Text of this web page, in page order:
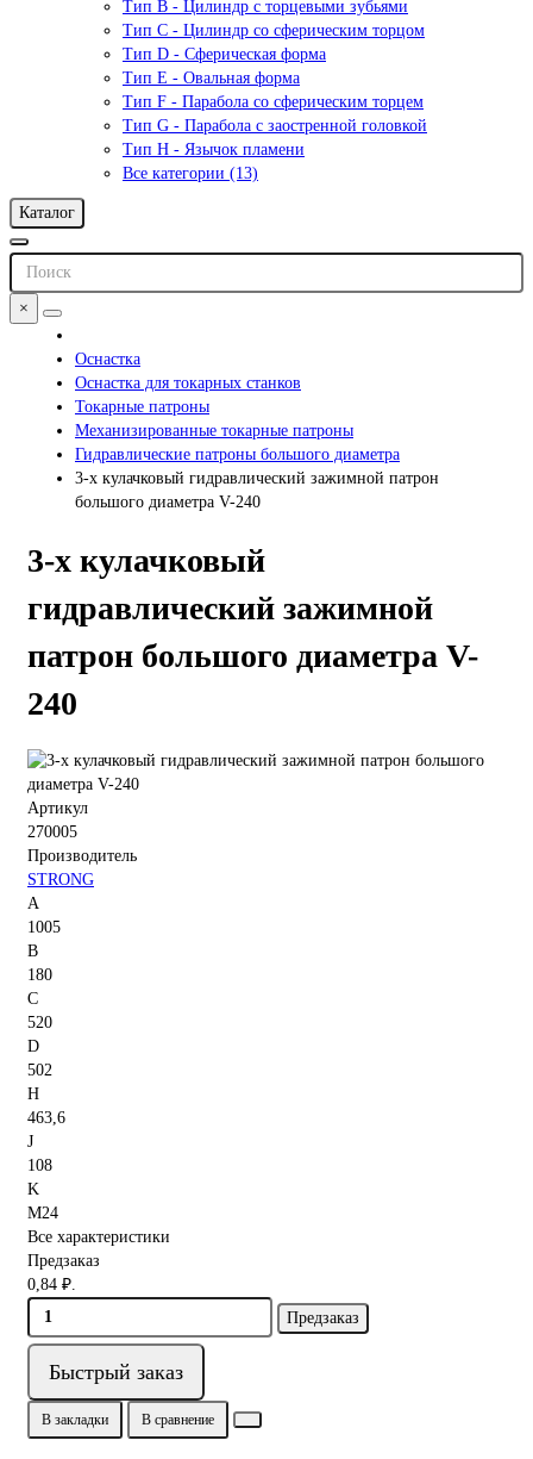
Тип В - Цилиндр с торцевыми зубьями
Тип С - Цилиндр со сферическим торцом
Тип D - Сферическая форма
Тип Е - Овальная форма
Тип F - Парабола со сферическим торцем
Тип G - Парабола с заостренной головкой
Тип H - Язычок пламени
Все категории (13)
Каталог
×
Оснастка
Оснастка для токарных станков
Токарные патроны
Механизированные токарные патроны
Гидравлические патроны большого диаметра
3-х кулачковый гидравлический зажимной патрон
большого диаметра V-240
3-х кулачковый
гидравлический зажимной
патрон большого диаметра V-
240
Артикул
270005
Производитель
STRONG
A
1005
B
180
C
520
D
502
H
463,6
J
108
K
M24
Все характеристики
Предзаказ
0,84 ₽.
Предзаказ
Быстрый заказ
В закладки В сравнение